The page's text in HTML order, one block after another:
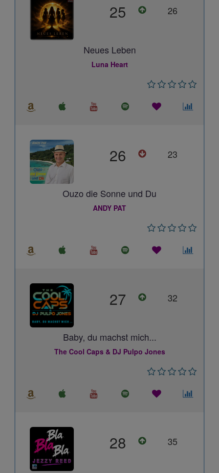
25 26
Neues Leben
Luna Heart
26 23
Ouzo die Sonne und Du
ANDY PAT
27 32
Baby, du machst mich...
The Cool Caps & DJ Pulpo Jones
28 35